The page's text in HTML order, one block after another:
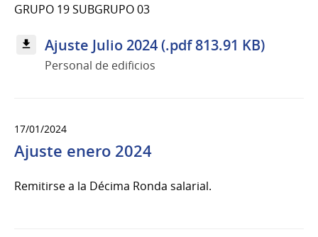
GRUPO 19 SUBGRUPO 03
Ajuste Julio 2024 (.pdf 813.91 KB)
Personal de edificios
17/01/2024
Ajuste enero 2024
Remitirse a la Décima Ronda salarial.